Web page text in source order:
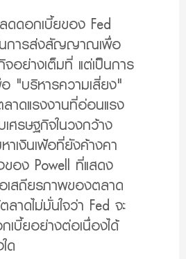
ดดอกเบี้ยของ Fed
นการส่งสัญญาณเพื่อ
จอย่างเต็มที่ แต่เป็นการ
"บริหารความเสี่ยง"
าดแรงงานที่อ่อนแรง
เศรษฐกิจในวงกว้าง
เงินเฟ้อที่ยังค้างคา
อง Powell ที่แสดง
สถียรภาพของตลาด
ลาดไม่มั่นใจว่า Fed จะ
เบี้ยอย่างต่อเนื่องได้
ด